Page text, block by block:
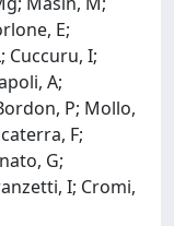
E;
Cuccuru, I;
A;
P; Mollo,
F;
G;
I; Cromi,